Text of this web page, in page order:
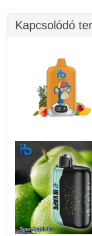
Kapcsolódó